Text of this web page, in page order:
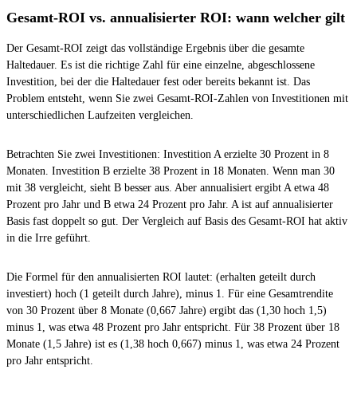
Gesamt-ROI vs. annualisierter ROI: wann welcher gilt
Der Gesamt-ROI zeigt das vollständige Ergebnis über die gesamte
Haltedauer. Es ist die richtige Zahl für eine einzelne, abgeschlossene
Investition, bei der die Haltedauer fest oder bereits bekannt ist. Das
Problem entsteht, wenn Sie zwei Gesamt-ROI-Zahlen von Investitionen mit
unterschiedlichen Laufzeiten vergleichen.
Betrachten Sie zwei Investitionen: Investition A erzielte 30 Prozent in 8
Monaten. Investition B erzielte 38 Prozent in 18 Monaten. Wenn man 30
mit 38 vergleicht, sieht B besser aus. Aber annualisiert ergibt A etwa 48
Prozent pro Jahr und B etwa 24 Prozent pro Jahr. A ist auf annualisierter
Basis fast doppelt so gut. Der Vergleich auf Basis des Gesamt-ROI hat aktiv
in die Irre geführt.
Die Formel für den annualisierten ROI lautet: (erhalten geteilt durch
investiert) hoch (1 geteilt durch Jahre), minus 1. Für eine Gesamtrendite
von 30 Prozent über 8 Monate (0,667 Jahre) ergibt das (1,30 hoch 1,5)
minus 1, was etwa 48 Prozent pro Jahr entspricht. Für 38 Prozent über 18
Monate (1,5 Jahre) ist es (1,38 hoch 0,667) minus 1, was etwa 24 Prozent
pro Jahr entspricht.